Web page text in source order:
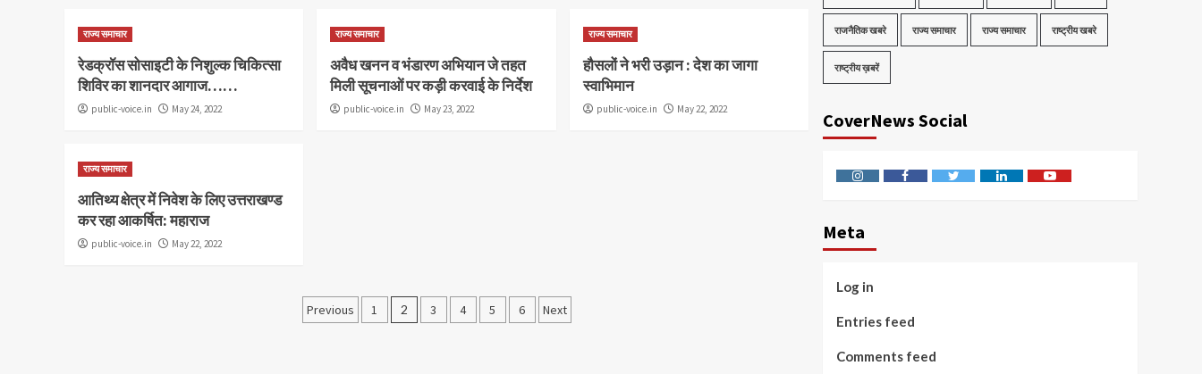
राज्य समाचार
रेडक्रॉस सोसाइटी के निशुल्क चिकित्सा
शिविर का शानदार आगाज……
public-voice.in May 24, 2022
राज्य समाचार
अवैध खनन व भंडारण अभियान जे तहत
मिली सूचनाओं पर कड़ी करवाई के निर्देश
public-voice.in May 23, 2022
राज्य समाचार
हौसलों ने भरी उड़ान : देश का जागा
स्वाभिमान
public-voice.in May 22, 2022
राज्य समाचार
आतिथ्य क्षेत्र में निवेश के लिए उत्तराखण्ड
कर रहा आकर्षित: महाराज
public-voice.in May 22, 2022
Posts
Previous 1 2 3 4 5 6 Next
राजनैतिक खबरे राज्य समाचार राज्य समाचार राष्ट्रीय खबरे
राष्ट्रीय ख़बरें
CoverNews Social
InstagramFacebookTwitter LinkedinYoutube
Meta
Log in
Entries feed
Comments feed